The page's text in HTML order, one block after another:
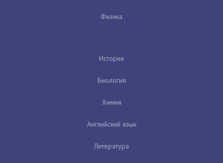
Физика
История
Биология
Химия
Английский язык
Литература